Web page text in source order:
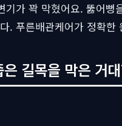
기가 꽉 막혔어요. 뚫어
. 푸른배관케어가 정확
길목을 막은 거